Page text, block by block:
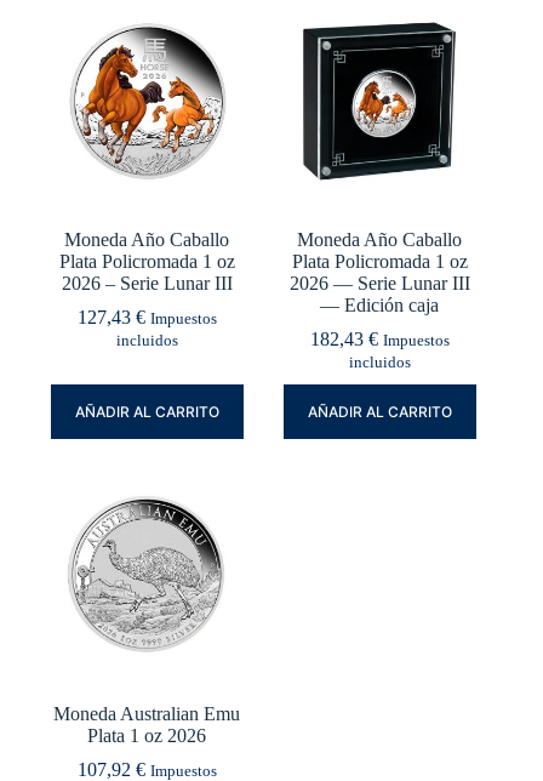
Moneda Año Caballo
Plata Policromada 1 oz
2026 – Serie Lunar III
127,43 € Impuestos
incluidos
AÑADIR AL CARRITO
Moneda Año Caballo
Plata Policromada 1 oz
2026 — Serie Lunar III
— Edición caja
182,43 € Impuestos
incluidos
AÑADIR AL CARRITO
Moneda Australian Emu
Plata 1 oz 2026
107,92 € Impuestos